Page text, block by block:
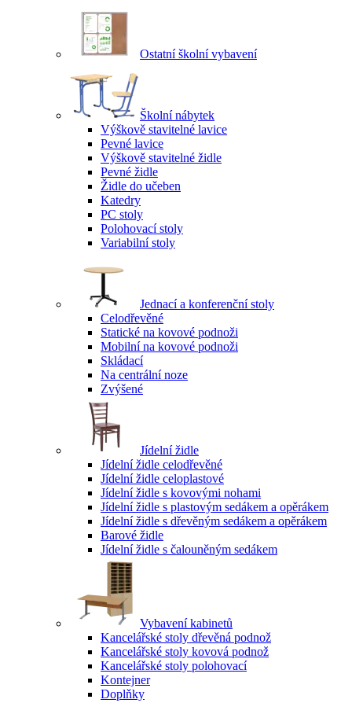
Ostatní školní vybavení
Školní nábytek
Výškově stavitelné lavice
Pevné lavice
Výškově stavitelné židle
Pevné židle
Židle do učeben
Katedry
PC stoly
Polohovací stoly
Variabilní stoly
Jednací a konferenční stoly
Celodřevěné
Statické na kovové podnoži
Mobilní na kovové podnoži
Skládací
Na centrální noze
Zvýšené
Jídelní židle
Jídelní židle celodřevěné
Jídelní židle celoplastové
Jídelní židle s kovovými nohami
Jídelní židle s plastovým sedákem a opěrákem
Jídelní židle s dřevěným sedákem a opěrákem
Barové židle
Jídelní židle s čalouněným sedákem
Vybavení kabinetů
Kancelářské stoly dřevěná podnož
Kancelářské stoly kovová podnož
Kancelářské stoly polohovací
Kontejner
Doplňky